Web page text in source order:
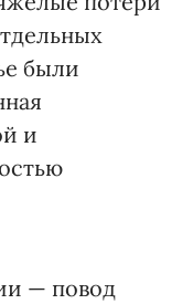
были
и
— повод